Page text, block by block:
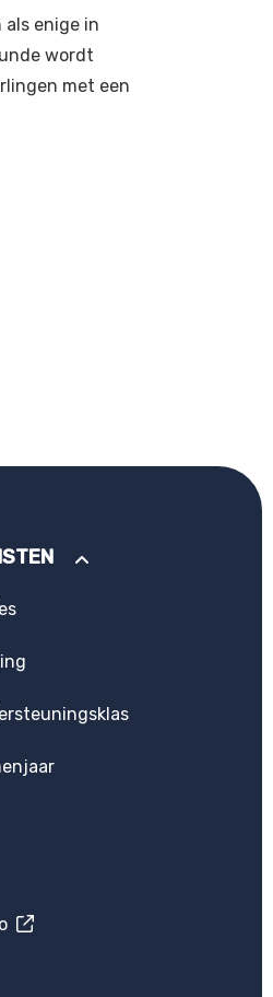
enige in
wordt
met een